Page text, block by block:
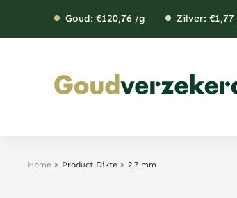
Goud: €120,76 /g Zilver: €1,77
Home > Product Dikte > 2,7 mm